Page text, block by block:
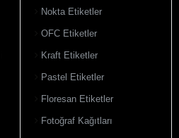
900 TL Üzeri Kargo Ücretsiz
Nokta Etiketler
OFC Etiketler
Kraft Etiketler
Pastel Etiketler
Floresan Etiketler
Fotoğraf Kağıtları